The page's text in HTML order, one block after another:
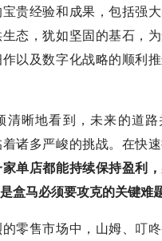
贵经验和成果，包括强
态，犹如坚固的基石，
以及数字化战略的顺利
清晰地看到，未来的道
诸多严峻的挑战。在快
单店都能持续保持盈利
盒马必须要攻克的关键难题
零售市场中，山姆、 叮